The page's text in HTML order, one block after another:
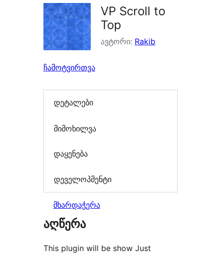
VP Scroll to
Top
ავტორი: Rakib
ჩამოტვირთვა
დეტალები
მიმოხილვა
დაყენება
დეველოპმენტი
მხარდაჭერა
აღწერა
This plugin will be show Just